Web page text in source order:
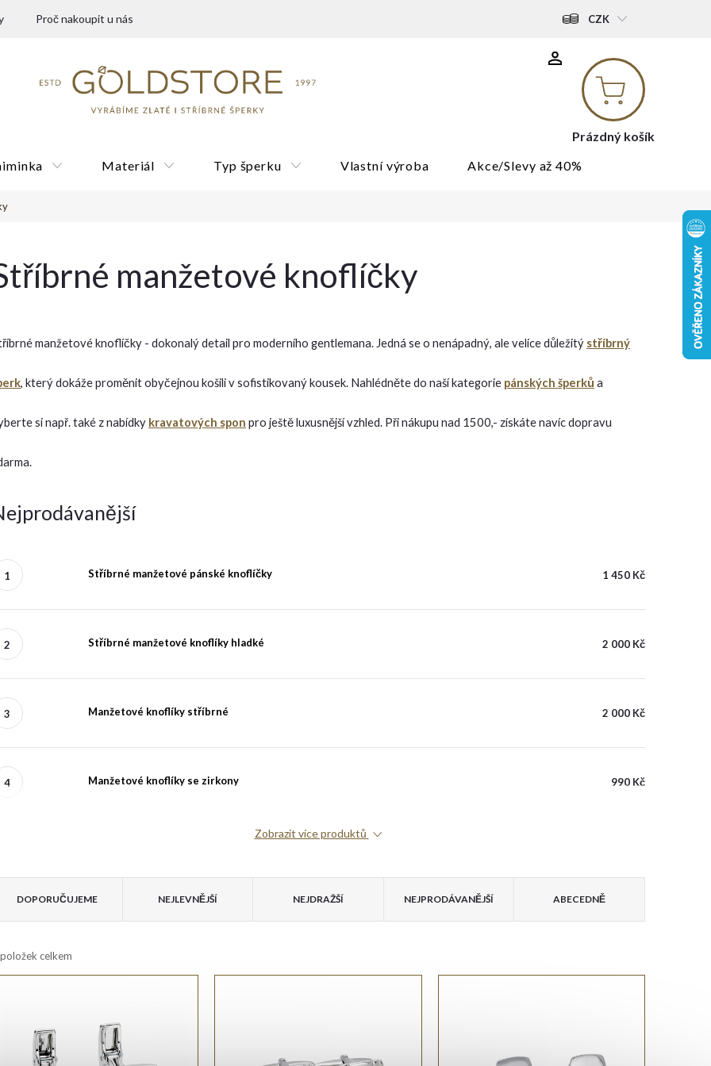
Proč nakoupit u nás CZK
Nákupní
košík
Prázdný košík
Materiál Typ šperku Vlastní výroba Akce/Slevy až 40%
manžetové knoflíčky
manžetové knoflíčky - dokonalý detail pro moderního gentlemana. Jedná se o nenápadný, ale velice důležitý stříbrný
, který dokáže proměnit obyčejnou košili v sofistikovaný kousek. Nahlédněte do naší kategorie pánských šperků a
si např. také z nabídky kravatových spon pro ještě luxusnější vzhled. Při nákupu nad 1500,- získáte navíc dopravu
Stříbrné manžetové pánské knoflíčky 1 450 Kč
Stříbrné manžetové knoflíky hladké 2 000 Kč
Manžetové knoflíky stříbrné 2 000 Kč
Manžetové knoflíky se zirkony 990 Kč
Zobrazit více produktů
DOPORUČUJEME NEJLEVNĚJŠÍ NEJDRAŽŠÍ NEJPRODÁVANĚJŠÍ ABECEDNĚ
celkem